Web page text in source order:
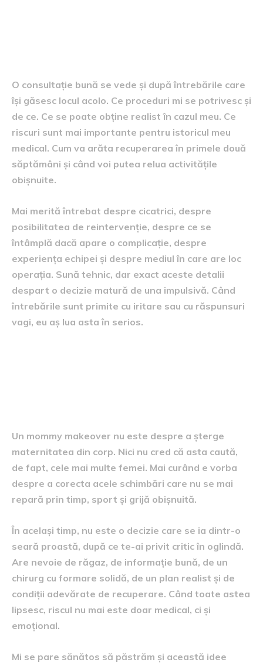
O consultație bună se vede și după întrebările care
își găsesc locul acolo. Ce proceduri mi se potrivesc și
de ce. Ce se poate obține realist în cazul meu. Ce
riscuri sunt mai importante pentru istoricul meu
medical. Cum va arăta recuperarea în primele două
săptămâni și când voi putea relua activitățile
obișnuite.
Mai merită întrebat despre cicatrici, despre
posibilitatea de reintervenție, despre ce se
întâmplă dacă apare o complicație, despre
experiența echipei și despre mediul în care are loc
operația. Sună tehnic, dar exact aceste detalii
despart o decizie matură de una impulsivă. Când
întrebările sunt primite cu iritare sau cu răspunsuri
vagi, eu aș lua asta în serios.
Un mommy makeover nu este despre a șterge
maternitatea din corp. Nici nu cred că asta caută,
de fapt, cele mai multe femei. Mai curând e vorba
despre a corecta acele schimbări care nu se mai
repară prin timp, sport și grijă obișnuită.
În același timp, nu este o decizie care se ia dintr-o
seară proastă, după ce te-ai privit critic în oglindă.
Are nevoie de răgaz, de informație bună, de un
chirurg cu formare solidă, de un plan realist și de
condiții adevărate de recuperare. Când toate astea
lipsesc, riscul nu mai este doar medical, ci și
emoțional.
Mi se pare sănătos să păstrăm și această idee